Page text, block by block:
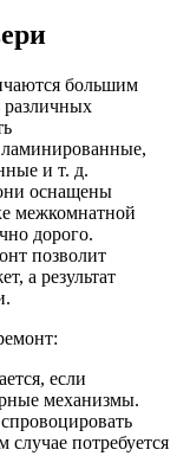
большим
различных
и т. д.
оснащены
межкомнатной
дорого.
позволит
а результат
если
механизмы.
потребуется